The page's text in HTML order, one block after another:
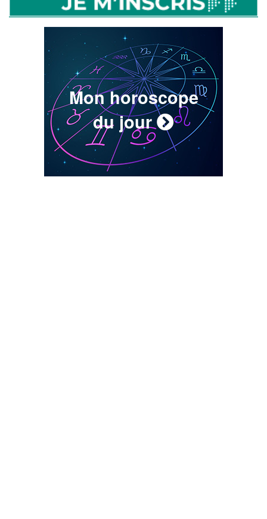
Mon horoscope
du jour